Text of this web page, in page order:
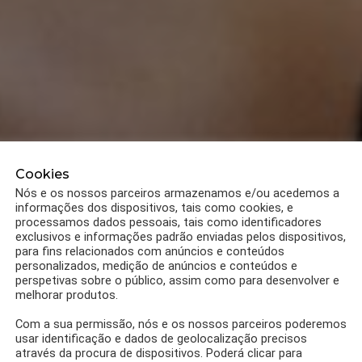
Cookies
Nós e os nossos parceiros armazenamos e/ou acedemos a
informações dos dispositivos, tais como cookies, e
processamos dados pessoais, tais como identificadores
exclusivos e informações padrão enviadas pelos dispositivos,
para fins relacionados com anúncios e conteúdos
personalizados, medição de anúncios e conteúdos e
perspetivas sobre o público, assim como para desenvolver e
melhorar produtos.
Com a sua permissão, nós e os nossos parceiros poderemos
usar identificação e dados de geolocalização precisos
através da procura de dispositivos. Poderá clicar para